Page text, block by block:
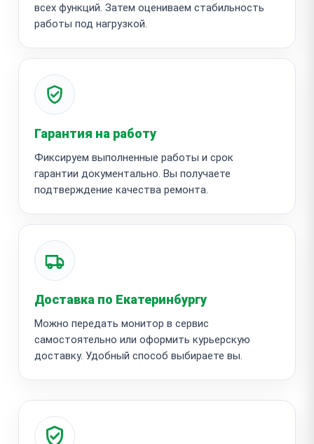
всех функций. Затем оцениваем стабильность
работы под нагрузкой.
Гарантия на работу
Фиксируем выполненные работы и срок
гарантии документально. Вы получаете
подтверждение качества ремонта.
Доставка по Екатеринбургу
Можно передать монитор в сервис
самостоятельно или оформить курьерскую
доставку. Удобный способ выбираете вы.